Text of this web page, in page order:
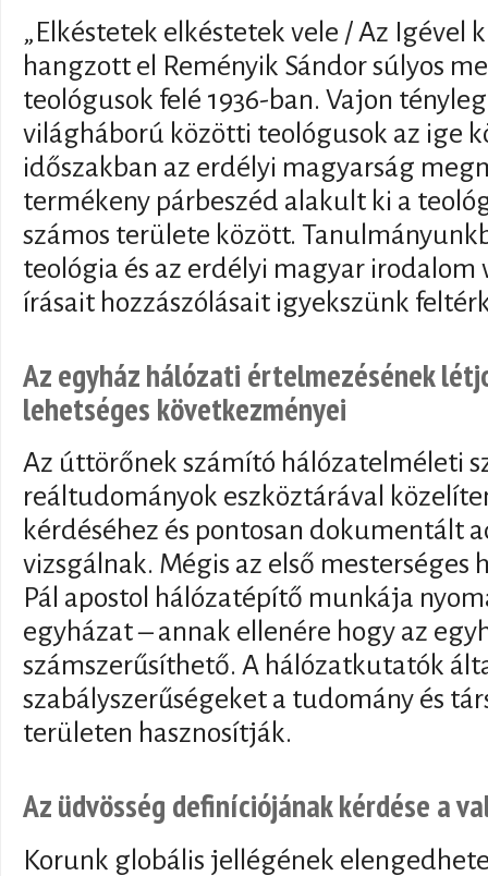
„Elkéstetek elkéstetek vele / Az Igével
hangzott el Reményik Sándor súlyos
teológusok felé 1936-ban. Vajon
világháború közötti teológusok az ige
időszakban az erdélyi magyarság
termékeny párbeszéd alakult ki a
számos területe között.
teológia és az erdélyi magyar irodalom
írásait hozzászólásait igyekszünk
Az egyház hálózati értelmezésének
lehetséges következményei
Az úttörőnek számító hálózatelméleti
reáltudományok eszköztárával
kérdéséhez és pontosan dokumentált
vizsgálnak. Mégis az első
Pál apostol hálózatépítő munkája
egyházat – annak ellenére hogy az
számszerűsíthető. A hálózatkutatók
szabályszerűségeket a tudomány és
területen hasznosítják.
Az üdvösség definíciójának kérdése a
Korunk globális jellégének